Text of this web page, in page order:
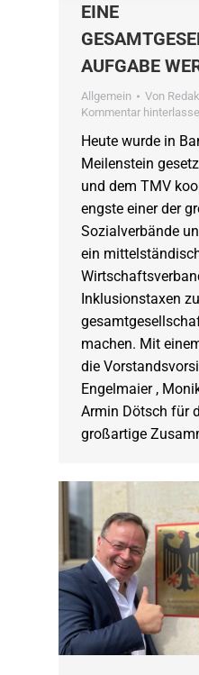
EINE
AUFGABE
Allgemein Von
Kommentar
Heute wurde in
Meilenstein
und dem TMV
engste einer der
Sozialverbände
ein
Inklusionstaxen
machen. Mit
die
Engelmaier ,
Armin Dötsch für
großartige